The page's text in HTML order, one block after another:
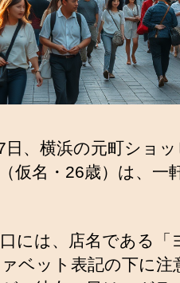
日、横浜の元町ショ
仮名・26歳）は、一
には、店名である
ベット表記の下に